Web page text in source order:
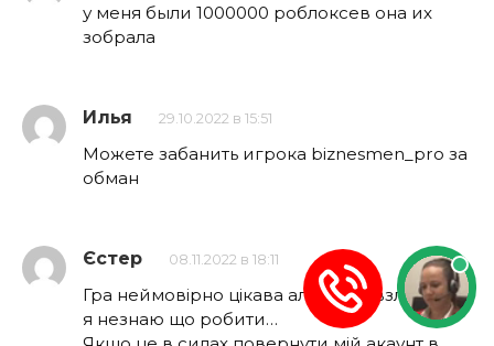
у меня были 1000000 роблоксев она их
зобрала
Илья 29.10.2022 в 15:51
Можете забанить игрока biznesmen_pro за
обман
Єстер 08.11.2022 в 18:11
Гра неймовірно цікава але мене взломали і
я незнаю що робити…